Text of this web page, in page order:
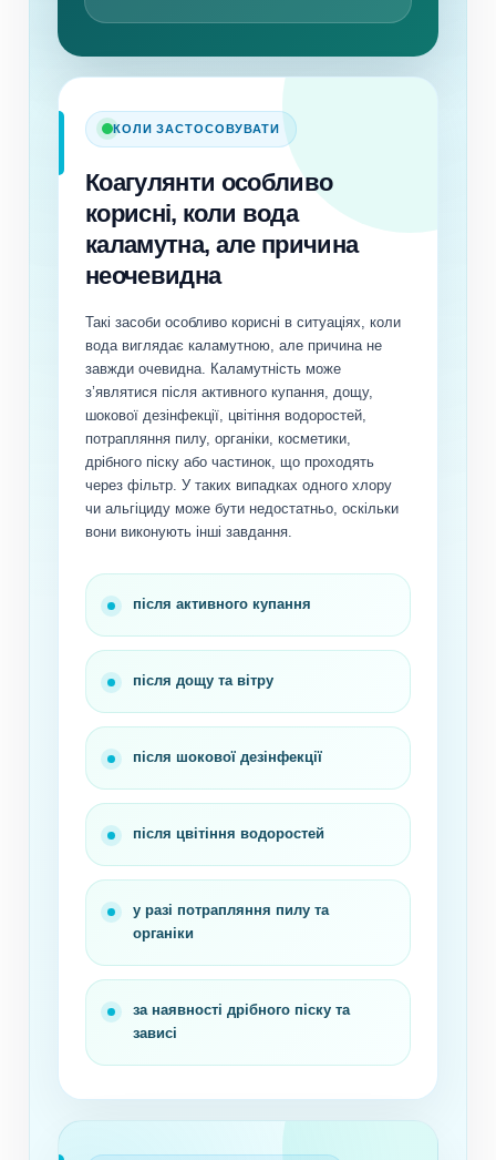
КОЛИ ЗАСТОСОВУВАТИ
Коагулянти особливо
корисні, коли вода
каламутна, але причина
неочевидна
Такі засоби особливо корисні в ситуаціях, коли
вода виглядає каламутною, але причина не
завжди очевидна. Каламутність може
з’являтися після активного купання, дощу,
шокової дезінфекції, цвітіння водоростей,
потрапляння пилу, органіки, косметики,
дрібного піску або частинок, що проходять
через фільтр. У таких випадках одного хлору
чи альгіциду може бути недостатньо, оскільки
вони виконують інші завдання.
після активного купання
після дощу та вітру
після шокової дезінфекції
після цвітіння водоростей
у разі потрапляння пилу та
органіки
за наявності дрібного піску та
зависі